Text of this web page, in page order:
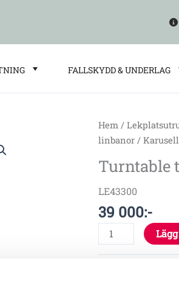
FALLSKYDD & UNDERLAG
Hem /
linbanor /
Turntable
LE43300
39 000:-
Turntable
mängd